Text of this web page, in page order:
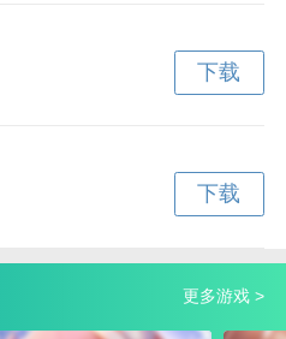
下载
下载
更多游戏 >